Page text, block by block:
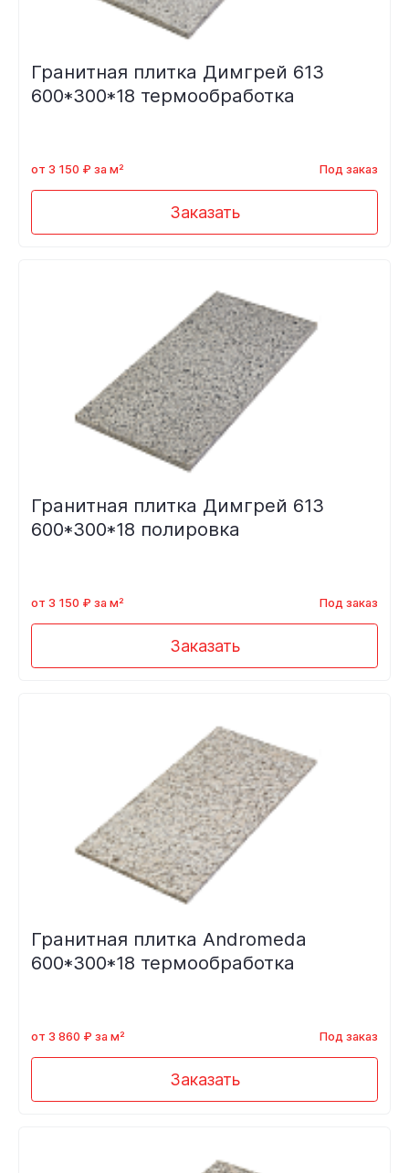
Гранитная плитка Димгрей 613
600*300*18 термообработка
от 3 150 ₽ за м² Под заказ
Заказать
Гранитная плитка Димгрей 613
600*300*18 полировка
от 3 150 ₽ за м² Под заказ
Заказать
Гранитная плитка Andromeda
600*300*18 термообработка
от 3 860 ₽ за м² Под заказ
Заказать